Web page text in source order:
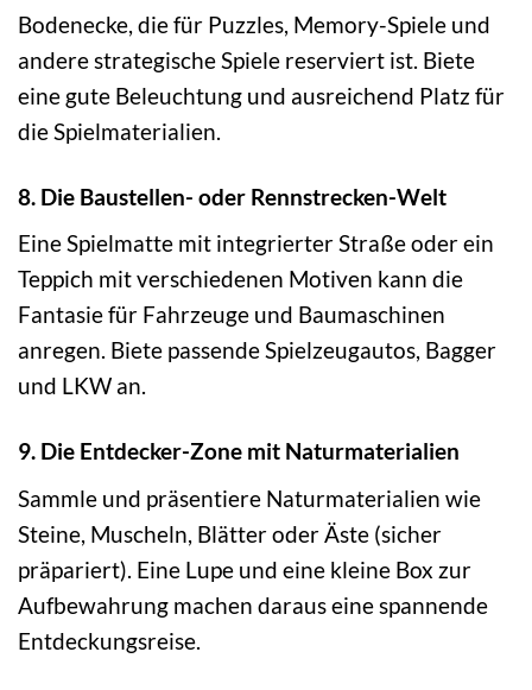
Bodenecke, die für Puzzles, Memory-Spiele und
andere strategische Spiele reserviert ist. Biete
eine gute Beleuchtung und ausreichend Platz für
die Spielmaterialien.
8. Die Baustellen- oder Rennstrecken-Welt
Eine Spielmatte mit integrierter Straße oder ein
Teppich mit verschiedenen Motiven kann die
Fantasie für Fahrzeuge und Baumaschinen
anregen. Biete passende Spielzeugautos, Bagger
und LKW an.
9. Die Entdecker-Zone mit Naturmaterialien
Sammle und präsentiere Naturmaterialien wie
Steine, Muscheln, Blätter oder Äste (sicher
präpariert). Eine Lupe und eine kleine Box zur
Aufbewahrung machen daraus eine spannende
Entdeckungsreise.